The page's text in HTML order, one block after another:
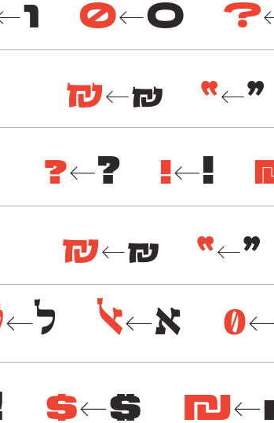
0←0 ? ו
״←״ ₪←₪
?←? !←!
״←״ ₪←₪
0 א←א ל←
$←$ ₪←